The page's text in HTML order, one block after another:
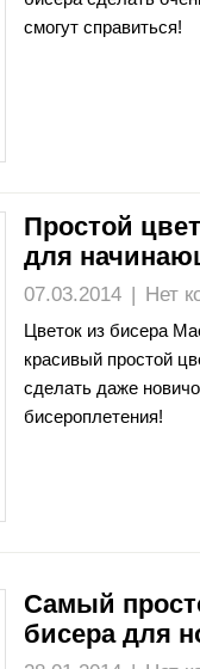
смогут справиться!
Простой
для
07.03.2014 | Нет
Цветок из бисера
красивый простой
сделать даже
бисероплетения!
Самый
бисера для